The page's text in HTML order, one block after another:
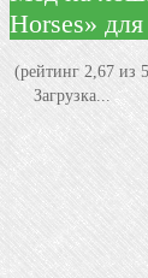
Horses»
(рейтинг 2,67 из
Загрузка...